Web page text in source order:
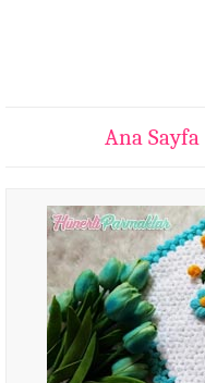
Ana Sayfa